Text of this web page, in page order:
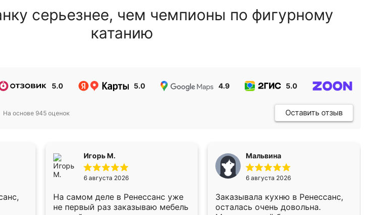
серьезнее, чем чемпионы по фигурному
катанию
5.0 5.0 4.9 5.0
На основе 945 оценок Оставить отзыв
Игорь М.
6 августа 2026
На самом деле в Ренессанс уже
не первый раз заказываю мебель
Мальвина
6 августа 2026
Заказывала кухню в Ренессанс,
осталась очень довольна.